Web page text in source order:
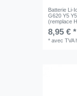
Batterie Li-
G620 Y5
(remplace
8,95 € *
*avec TVA